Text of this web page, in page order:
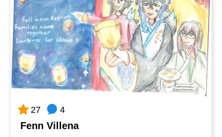
27 4
Fenn Villena